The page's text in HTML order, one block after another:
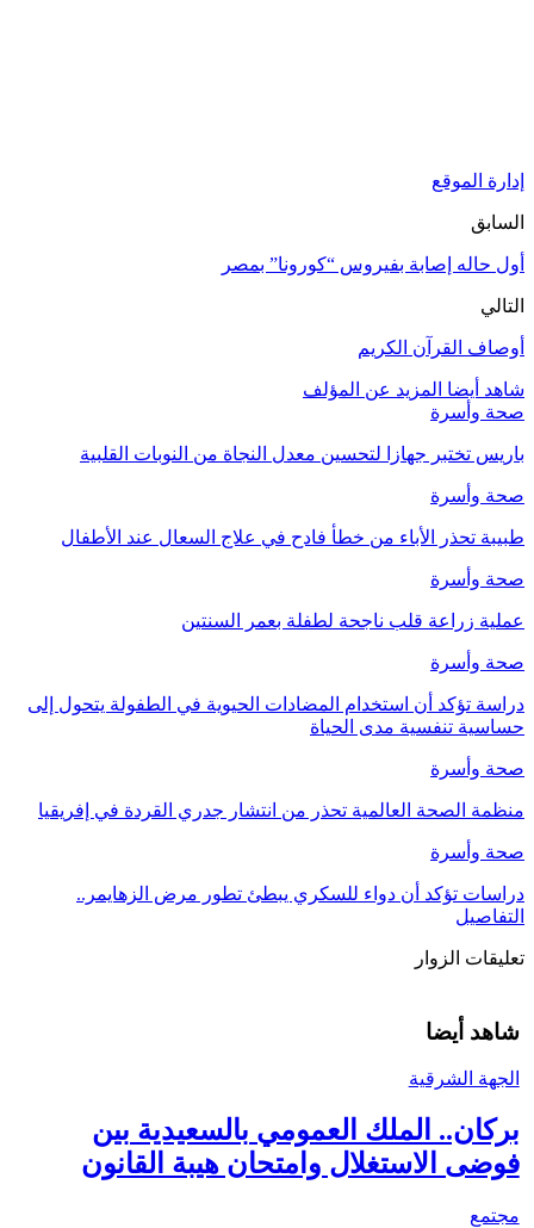
إدارة الموقع
السابق
أول حاله إصابة بفيروس “كورونا” بمصر
التالي
أوصاف القرآن الكريم
شاهد أيضا المزيد عن المؤلف
صحة وأسرة
باريس تختبر جهازا لتحسين معدل النجاة من النوبات القلبية
صحة وأسرة
طبيبة تحذر الأباء من خطأ فادح في علاج السعال عند الأطفال
صحة وأسرة
عملية زراعة قلب ناجحة لطفلة بعمر السنتين
صحة وأسرة
دراسة تؤكد أن استخدام المضادات الحيوية في الطفولة يتحول إلى
حساسية تنفسية مدى الحياة
صحة وأسرة
منظمة الصحة العالمية تحذر من انتشار جدري القردة في إفريقيا
صحة وأسرة
دراسات تؤكد أن دواء للسكري يبطئ تطور مرض الزهايمر..
التفاصيل
تعليقات الزوار
شاهد أيضا
الجهة الشرقية
بركان.. الملك العمومي بالسعيدية بين
فوضى الاستغلال وامتحان هيبة القانون
مجتمع